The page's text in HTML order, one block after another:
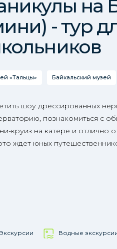
на
- тур
«Тальцы» Байкальский музей
шоу дрессированных
познакомиться с
круиз на катере и отлично
ждет юных
Водные